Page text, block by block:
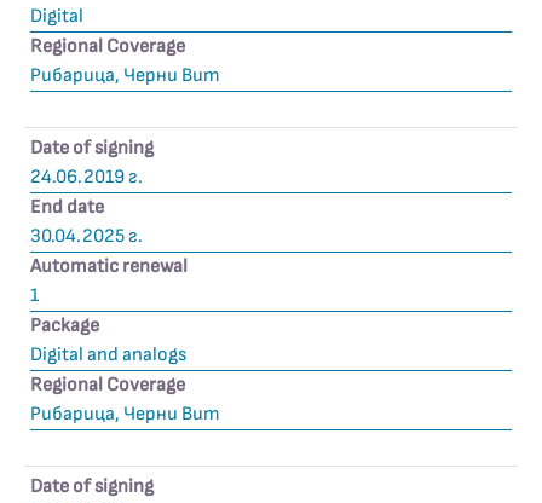
Digital
Regional Coverage
Рибарица, Черни Вит
Date of signing
24.06.2019 г.
End date
30.04.2025 г.
Automatic renewal
1
Package
Digital and analogs
Regional Coverage
Рибарица, Черни Вит
Date of signing